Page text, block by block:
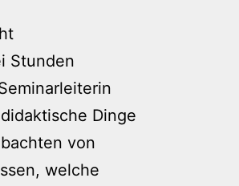
Stunden
Dinge
von
welche